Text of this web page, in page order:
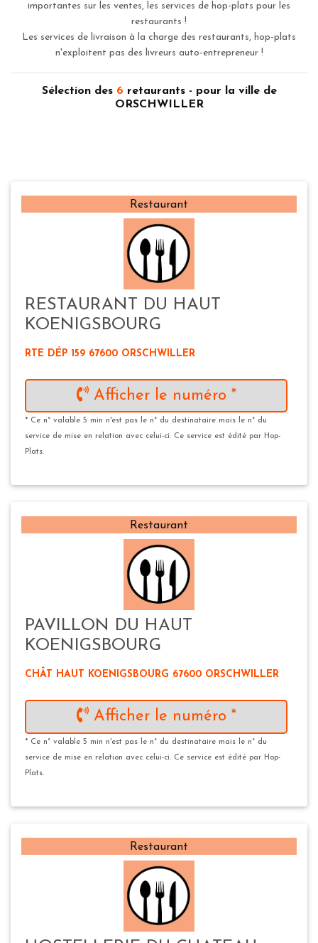
importantes sur les ventes, les services de hop-plats pour les
restaurants !
Les services de livraison à la charge des restaurants, hop-plats
n'exploitent pas des livreurs auto-entrepreneur !
Sélection des 6 retaurants - pour la ville de
ORSCHWILLER
Restaurant
RESTAURANT DU HAUT
KOENIGSBOURG
RTE DÉP 159 67600 ORSCHWILLER
Afficher le numéro *
* Ce n° valable 5 min n'est pas le n° du destinataire mais le n° du
service de mise en relation avec celui-ci. Ce service est édité par Hop-
Plats.
Restaurant
PAVILLON DU HAUT
KOENIGSBOURG
CHÂT HAUT KOENIGSBOURG 67600 ORSCHWILLER
Afficher le numéro *
* Ce n° valable 5 min n'est pas le n° du destinataire mais le n° du
service de mise en relation avec celui-ci. Ce service est édité par Hop-
Plats.
Restaurant